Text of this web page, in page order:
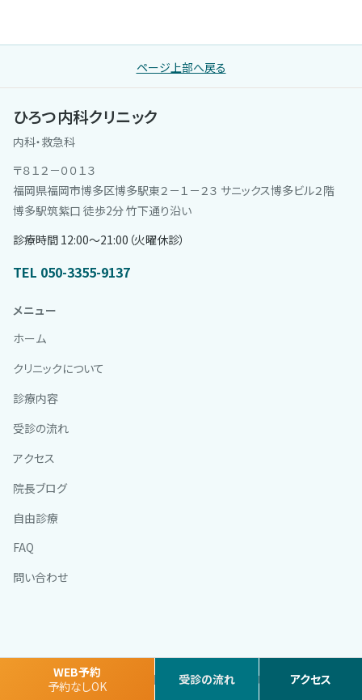
ページ上部へ戻る
ひろつ内科クリニック
内科・救急科
〒８１２－００１３
福岡県福岡市博多区博多駅東２－１－２３ サニックス博多ビル２階
博多駅筑紫口 徒歩2分 竹下通り沿い
診療時間 12:00〜21:00（火曜休診）
TEL 050-3355-9137
メニュー
ホーム
クリニックについて
診療内容
受診の流れ
アクセス
院長ブログ
自由診療
FAQ
問い合わせ
Copyright © ひろつ内科クリニック All Rights Reserved.
WEB予約
予約なしOK
受診の流れ アクセス